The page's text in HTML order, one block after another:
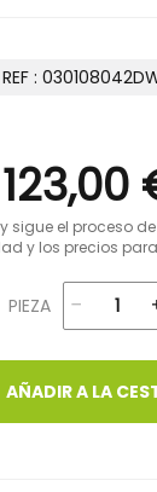
REF :
123,00
sigue el proceso
y los precios
PIEZA
AÑADIR A LA